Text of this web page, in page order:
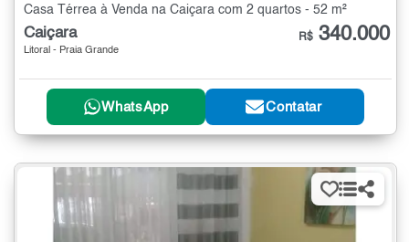
Casa Térrea à Venda na Caiçara com 2 quartos - 52 m²
Caiçara
Litoral - Praia Grande
R$ 340.000
WhatsApp Contatar